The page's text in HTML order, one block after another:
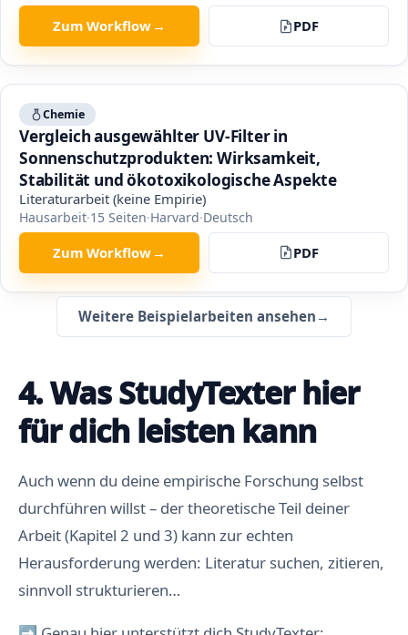
Zum Workflow → PDF
Chemie
Vergleich ausgewählter UV-Filter in
Sonnenschutzprodukten: Wirksamkeit,
Stabilität und ökotoxikologische Aspekte
Literaturarbeit (keine Empirie)
Hausarbeit·15 Seiten·Harvard·Deutsch
Zum Workflow → PDF
Weitere Beispielarbeiten ansehen →
4. Was StudyTexter hier
für dich leisten kann
Auch wenn du deine empirische Forschung selbst
durchführen willst – der theoretische Teil deiner
Arbeit (Kapitel 2 und 3) kann zur echten
Herausforderung werden: Literatur suchen, zitieren,
sinnvoll strukturieren…